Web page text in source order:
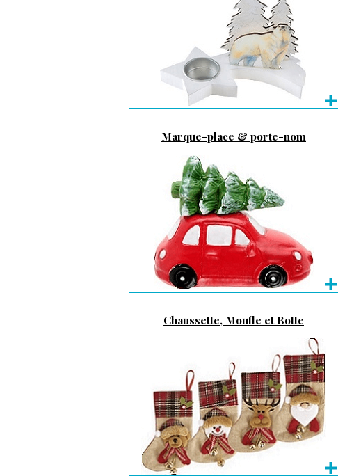
Marque-place & porte-nom
Chaussette, Moufle et Botte